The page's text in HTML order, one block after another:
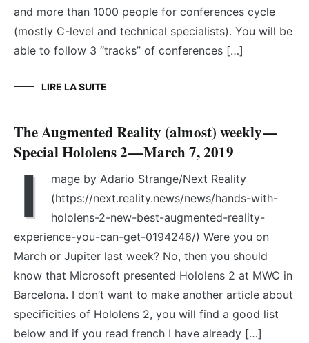
and more than 1000 people for conferences cycle
(mostly C-level and technical specialists). You will be
able to follow 3 “tracks” of conferences […]
LIRE LA SUITE
The Augmented Reality (almost) weekly —
Special Hololens 2 — March 7, 2019
I
mage by Adario Strange/Next Reality
(https://next.reality.news/news/hands-with-
hololens-2-new-best-augmented-reality-
experience-you-can-get-0194246/) Were you on
March or Jupiter last week? No, then you should
know that Microsoft presented Hololens 2 at MWC in
Barcelona. I don’t want to make another article about
specificities of Hololens 2, you will find a good list
below and if you read french I have already […]